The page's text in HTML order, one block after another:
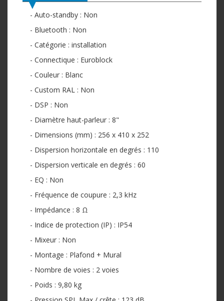
- Auto-standby : Non
- Bluetooth : Non
- Catégorie : installation
- Connectique : Euroblock
- Couleur : Blanc
- Custom RAL : Non
- DSP : Non
- Diamètre haut-parleur : 8"
- Dimensions (mm) : 256 x 410 x 252
- Dispersion horizontale en degrés : 110
- Dispersion verticale en degrés : 60
- EQ : Non
- Fréquence de coupure : 2,3 kHz
- Impédance : 8 Ω
- Indice de protection (IP) : IP54
- Mixeur : Non
- Montage : Plafond + Mural
- Nombre de voies : 2 voies
- Poids : 9,80 kg